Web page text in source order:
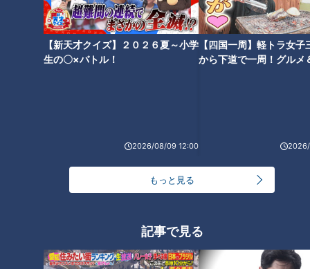
【新天才クイズ】２０２６夏～小学
生の〇×バトル！
2026/08/09 12:00
【四国一周】軽トラ女子
から下道で一周！グルメ
もっと見る
記事で見る
略し飛躍を遂げた去年の自分を超える。
「まずそこ（中日クラウンズ）をクリアすれば、去年の自分を
越えられたってことになるので、そのシーズンがワクワクする
かなって思います」
幡地隆寛選手(C)CBCテレビ